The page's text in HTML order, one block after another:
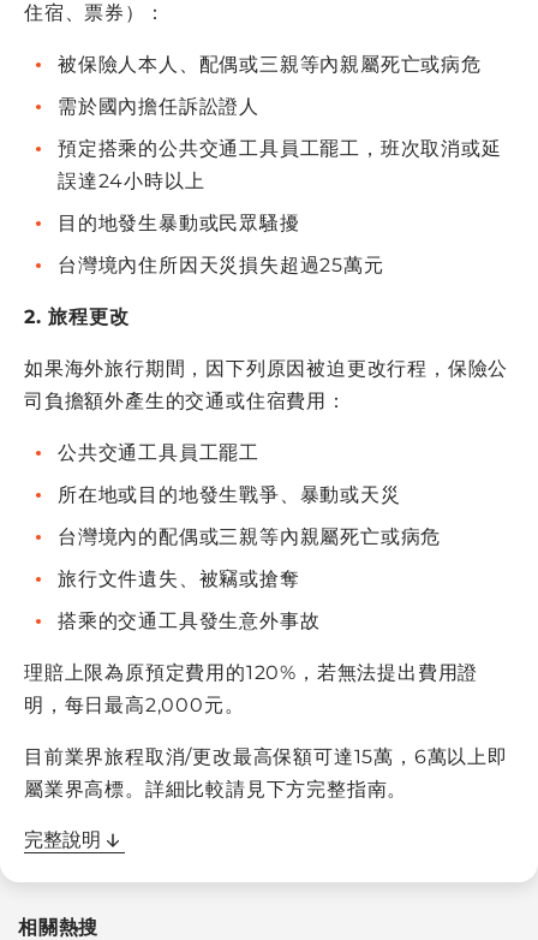
住宿、票券）：
被保險人本人、配偶或三親等內親屬死亡或病危
需於國內擔任訴訟證人
預定搭乘的公共交通工具員工罷工，班次取消或延
誤達24小時以上
目的地發生暴動或民眾騷擾
台灣境內住所因天災損失超過25萬元
2. 旅程更改
如果海外旅行期間，因下列原因被迫更改行程，保險公
司負擔額外產生的交通或住宿費用：
公共交通工具員工罷工
所在地或目的地發生戰爭、暴動或天災
台灣境內的配偶或三親等內親屬死亡或病危
旅行文件遺失、被竊或搶奪
搭乘的交通工具發生意外事故
理賠上限為原預定費用的120%，若無法提出費用證
明，每日最高2,000元。
目前業界旅程取消/更改最高保額可達15萬，6萬以上即
屬業界高標。詳細比較請見下方完整指南。
完整說明
相關熱搜